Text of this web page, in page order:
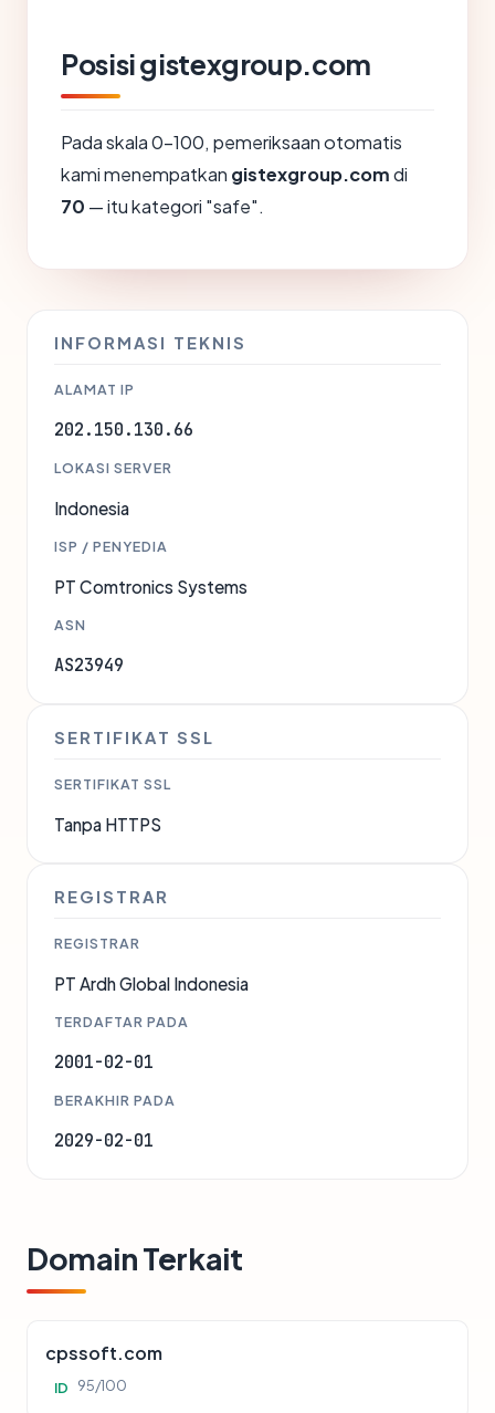
Posisi gistexgroup.com
Pada skala 0-100, pemeriksaan otomatis
kami menempatkan gistexgroup.comdi
70 — itu kategori "safe".
INFORMASI TEKNIS
ALAMAT IP
202.150.130.66
LOKASI SERVER
Indonesia
ISP / PENYEDIA
PT Comtronics Systems
ASN
AS23949
SERTIFIKAT SSL
SERTIFIKAT SSL
Tanpa HTTPS
REGISTRAR
REGISTRAR
PT Ardh Global Indonesia
TERDAFTAR PADA
2001-02-01
BERAKHIR PADA
2029-02-01
Domain Terkait
cpssoft.com
ID 95/100